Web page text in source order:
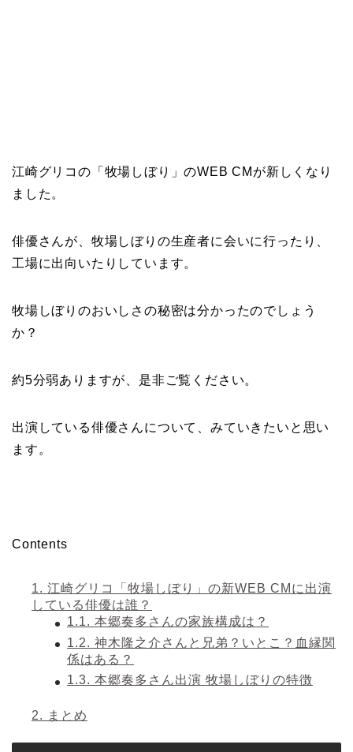
江崎グリコの「牧場しぼり」のWEB CMが新しくなり
ました。
俳優さんが、牧場しぼりの生産者に会いに行ったり、
工場に出向いたりしています。
牧場しぼりのおいしさの秘密は分かったのでしょう
か？
約5分弱ありますが、是非ご覧ください。
出演している俳優さんについて、みていきたいと思い
ます。
Contents
1. 江崎グリコ「牧場しぼり」の新WEB CMに出演
している俳優は誰？
1.1. 本郷奏多さんの家族構成は？
1.2. 神木隆之介さんと兄弟？いとこ？血縁関
係はある？
1.3. 本郷奏多さん出演 牧場しぼりの特徴
2. まとめ